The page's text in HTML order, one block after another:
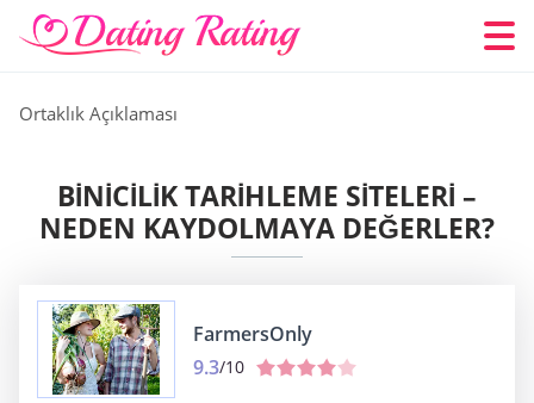
Ortaklık Açıklaması
BINICILIK TARIHLEME SITELERI –
NEDEN KAYDOLMAYA DEĞERLER?
FarmersOnly
9.3/10